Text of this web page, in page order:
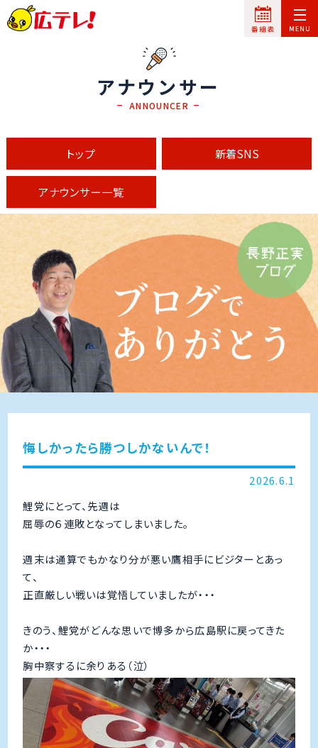
アナウンサー
ANNOUNCER
トップ 新着SNS
アナウンサー一覧
悔しかったら勝つしかないんで！
2026.6.1
鯉党にとって、先週は
屈辱の６連敗となってしまいました。
週末は通算でもかなり分が悪い鷹相手にビジターとあっ
て、
正直厳しい戦いは覚悟していましたが・・・
きのう、鯉党がどんな思いで博多から広島駅に戻ってきた
か・・・
胸中察するに余りある（泣）